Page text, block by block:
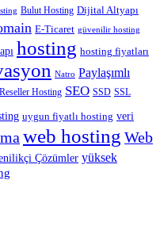
Bulut Hosting Dijital Altyapı
E-Ticaret güvenilir hosting
hosting hosting fiyatları
Natro Paylaşımlı
Reseller Hosting SEO SSD SSL
uygun fiyatlı hosting veri
web hosting Web
Çözümler yüksek